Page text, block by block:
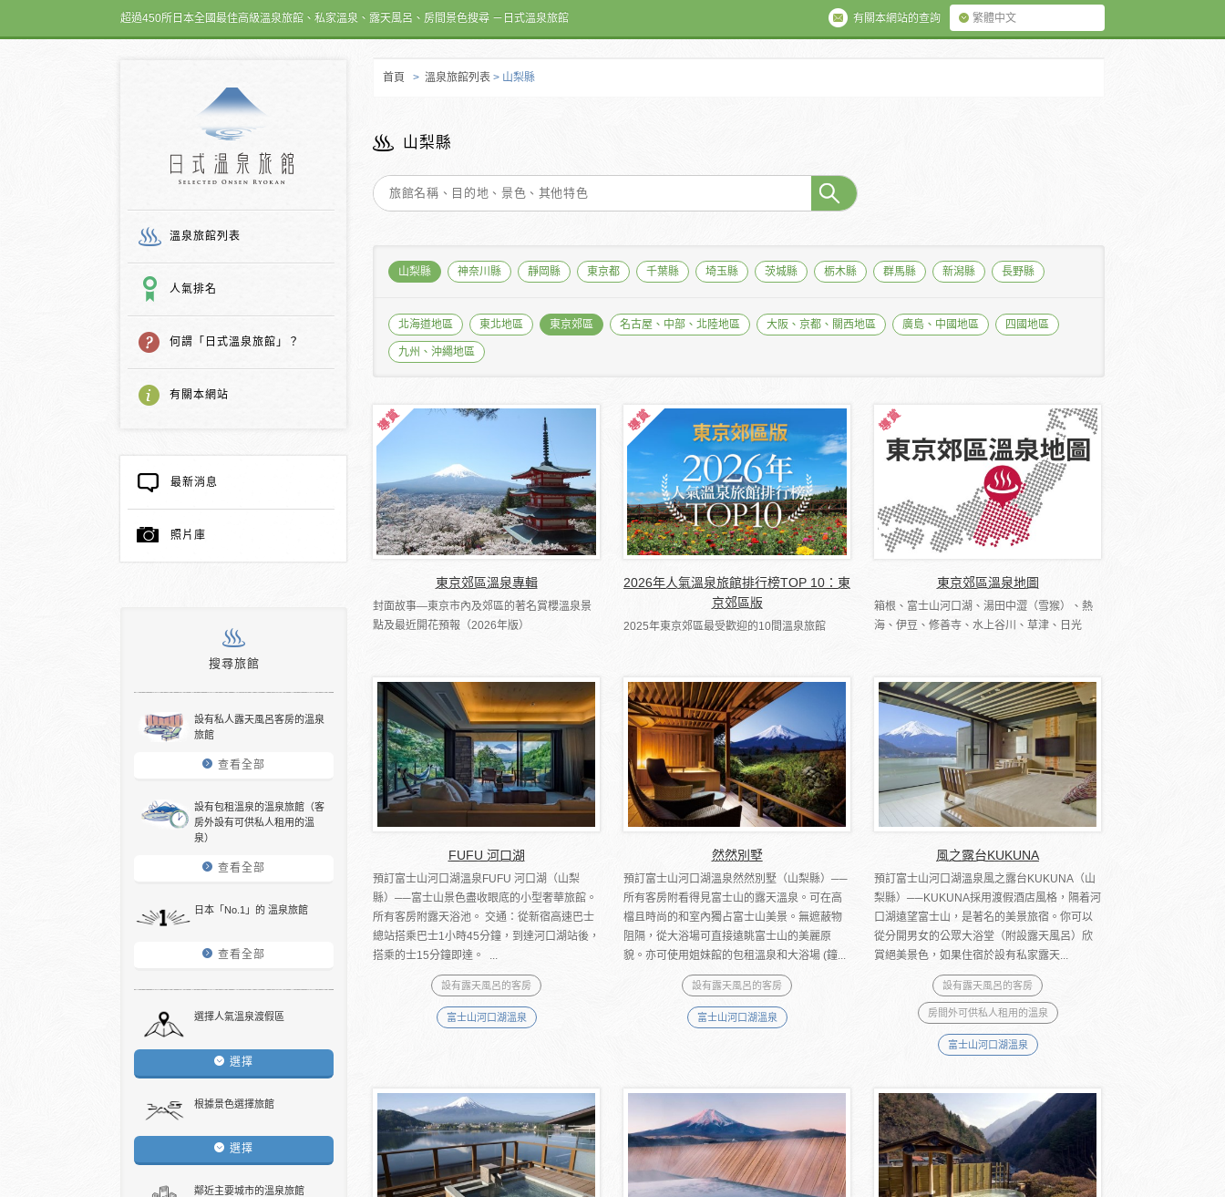
超過450所日本全國最佳高級溫泉旅館、私家溫泉、露天風呂、房間景色搜尋 －日式溫泉旅館 繁體中文
有關本網站的查詢
溫泉旅館列表
人氣排名
何謂「日式溫泉旅館」？
有關本網站
最新消息
照片庫
搜尋旅館
設有私人露天風呂客房的溫泉
旅館
查看全部
設有包租溫泉的溫泉旅館（客
房外設有可供私人租用的溫
泉）
查看全部
日本「No.1」的 溫泉旅館
查看全部
選擇人氣溫泉渡假區
選擇
根據景色選擇旅館
選擇
鄰近主要城市的溫泉旅館
首頁 > 溫泉旅館列表 > 山梨縣
山梨縣
山梨縣 神奈川縣 靜岡縣 東京都 千葉縣 埼玉縣 茨城縣 栃木縣 群馬縣 新潟縣 長野縣
北海道地區 東北地區 東京郊區 名古屋、中部、北陸地區 大阪、京都、關西地區 廣島、中國地區 四國地區
九州、沖繩地區
東京郊區溫泉專輯
封面故事―東京市內及郊區的著名賞櫻溫泉景
點及最近開花預報（2026年版）
2026年人氣溫泉旅館排行榜TOP 10：東
京郊區版
2025年東京郊區最受歡迎的10間溫泉旅館
東京郊區溫泉地圖
箱根、富士山河口湖、湯田中澀（雪猴）、熱
海、伊豆、修善寺、水上谷川、草津、日光
FUFU 河口湖
預訂富士山河口湖溫泉FUFU 河口湖（山梨
縣）──富士山景色盡收眼底的小型奢華旅館。
所有客房附露天浴池。 交通：從新宿高速巴士
總站搭乘巴士1小時45分鐘，到達河口湖站後，
搭乘的士15分鐘即達。 ...
設有露天風呂的客房
富士山河口湖溫泉
然然別墅
預訂富士山河口湖溫泉然然別墅（山梨縣）──
所有客房附看得見富士山的露天溫泉。可在高
檔且時尚的和室內獨占富士山美景。無遮蔽物
阻隔，從大浴場可直接遠眺富士山的美麗原
貌。亦可使用姐妹館的包租溫泉和大浴場 (鐘...
設有露天風呂的客房
富士山河口湖溫泉
風之露台KUKUNA
預訂富士山河口湖溫泉風之露台KUKUNA（山
梨縣）──KUKUNA採用渡假酒店風格，隔着河
口湖遠望富士山，是著名的美景旅宿。你可以
從分開男女的公眾大浴堂（附設露天風呂）欣
賞絕美景色，如果住宿於設有私家露天...
設有露天風呂的客房
房間外可供私人租用的溫泉
富士山河口湖溫泉